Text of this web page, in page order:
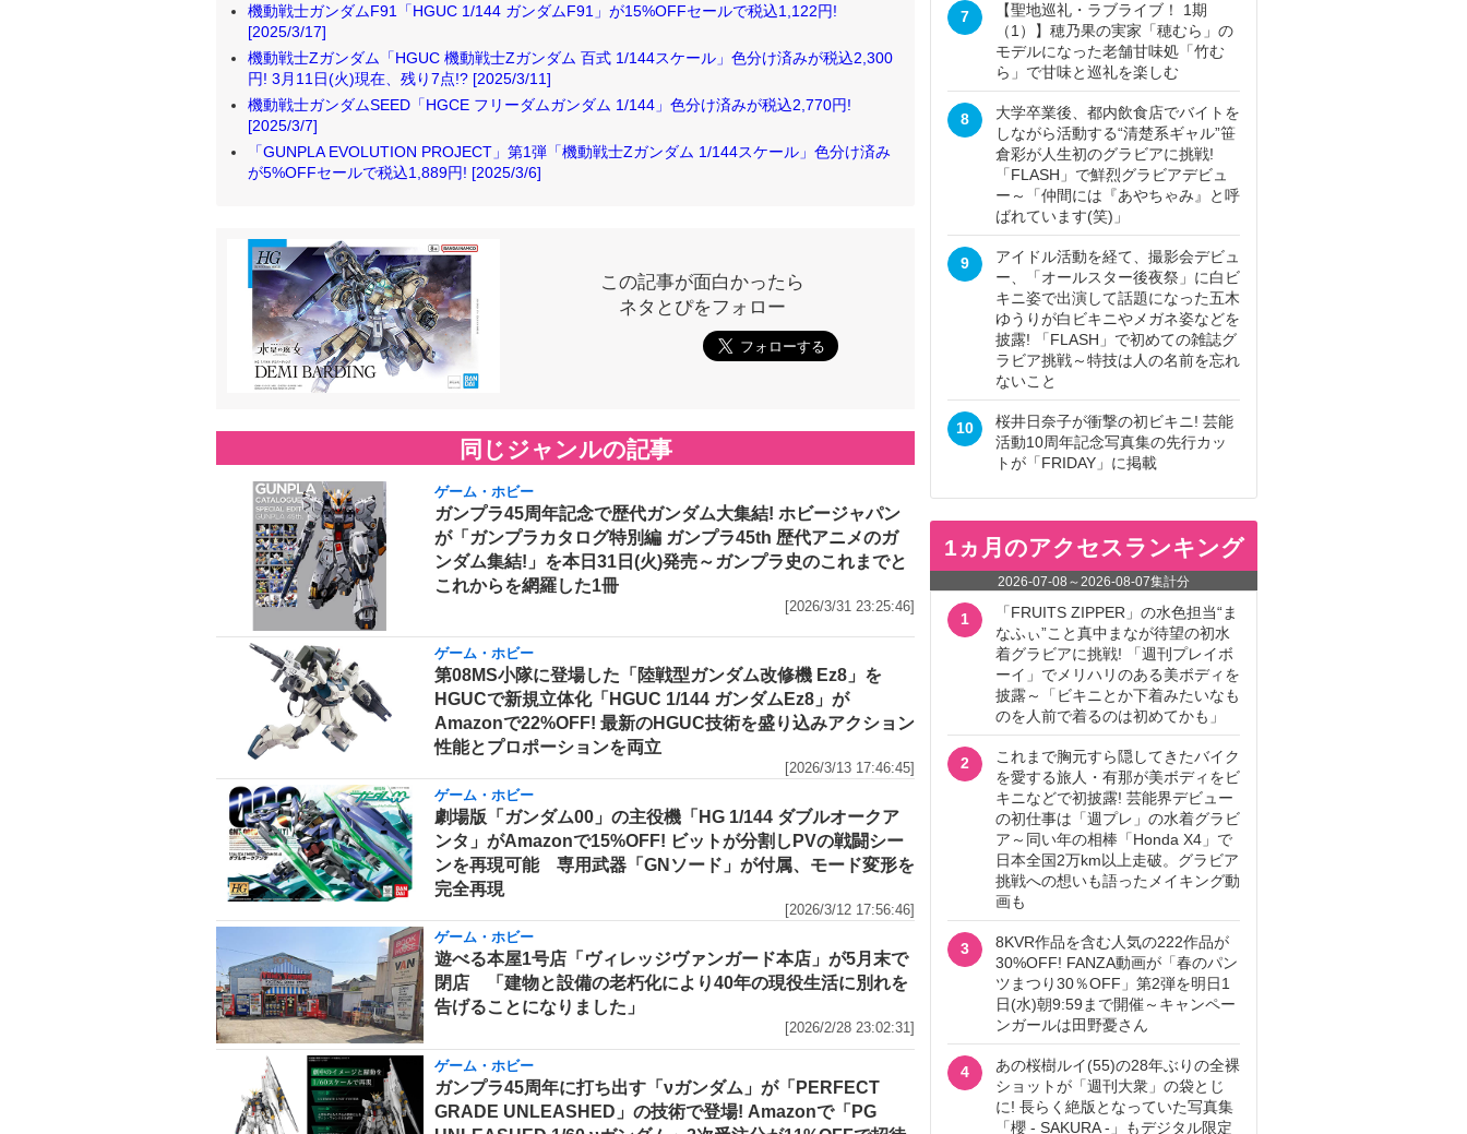
機動戦士ガンダムF91「HGUC 1/144 ガンダムF91」が15%OFFセールで税込1,122円!
[2025/3/17]
機動戦士Zガンダム「HGUC 機動戦士Zガンダム 百式 1/144スケール」色分け済みが税込2,300
円! 3月11日(火)現在、残り7点!? [2025/3/11]
機動戦士ガンダムSEED「HGCE フリーダムガンダム 1/144」色分け済みが税込2,770円!
[2025/3/7]
「GUNPLA EVOLUTION PROJECT」第1弾「機動戦士Zガンダム 1/144スケール」色分け済み
が5%OFFセールで税込1,889円! [2025/3/6]
この記事が面白かったら
ネタとぴをフォロー
同じジャンルの記事
ゲーム・ホビー
ガンプラ45周年記念で歴代ガンダム大集結! ホビージャパン
が「ガンプラカタログ特別編 ガンプラ45th 歴代アニメのガ
ンダム集結!」を本日31日(火)発売～ガンプラ史のこれまでと
これからを網羅した1冊
[2026/3/31 23:25:46]
ゲーム・ホビー
第08MS小隊に登場した「陸戦型ガンダム改修機 Ez8」を
HGUCで新規立体化「HGUC 1/144 ガンダムEz8」が
Amazonで22%OFF! 最新のHGUC技術を盛り込みアクション
性能とプロポーションを両立
[2026/3/13 17:46:45]
ゲーム・ホビー
劇場版「ガンダム00」の主役機「HG 1/144 ダブルオークア
ンタ」がAmazonで15%OFF! ビットが分割しPVの戦闘シー
ンを再現可能 専用武器「GNソード」が付属、モード変形を
完全再現
[2026/3/12 17:56:46]
ゲーム・ホビー
遊べる本屋1号店「ヴィレッジヴァンガード本店」が5月末で
閉店 「建物と設備の老朽化により40年の現役生活に別れを
告げることになりました」
[2026/2/28 23:02:31]
ゲーム・ホビー
ガンプラ45周年に打ち出す「νガンダム」が「PERFECT
GRADE UNLEASHED」の技術で登場! Amazonで「PG
7
【聖地巡礼・ラブライブ！ 1期
（1）】穂乃果の実家「穂むら」の
モデルになった老舗甘味処「竹む
ら」で甘味と巡礼を楽しむ
8
大学卒業後、都内飲食店でバイトを
しながら活動する“清楚系ギャル”笹
倉彩が人生初のグラビアに挑戦!
「FLASH」で鮮烈グラビアデビュ
ー～「仲間には『あやちゃみ』と呼
ばれています(笑)」
9
アイドル活動を経て、撮影会デビュ
ー、「オールスター後夜祭」に白ビ
キニ姿で出演して話題になった五木
ゆうりが白ビキニやメガネ姿などを
披露! 「FLASH」で初めての雑誌グ
ラビア挑戦～特技は人の名前を忘れ
ないこと
10
桜井日奈子が衝撃の初ビキニ! 芸能
活動10周年記念写真集の先行カッ
トが「FRIDAY」に掲載
1ヵ月のアクセスランキング
2026-07-08 ～2026-08-07集計分
1
「FRUITS ZIPPER」の水色担当“ま
なふぃ”こと真中まなが待望の初水
着グラビアに挑戦! 「週刊プレイボ
ーイ」でメリハリのある美ボディを
披露～「ビキニとか下着みたいなも
のを人前で着るのは初めてかも」
2
これまで胸元すら隠してきたバイク
を愛する旅人・有那が美ボディをビ
キニなどで初披露! 芸能界デビュー
の初仕事は「週プレ」の水着グラビ
ア～同い年の相棒「Honda X4」で
日本全国2万km以上走破。グラビア
挑戦への想いも語ったメイキング動
画も
3
8KVR作品を含む人気の222作品が
30%OFF! FANZA動画が「春のパン
ツまつり30％OFF」第2弾を明日1
日(水)朝9:59まで開催～キャンペー
ンガールは田野憂さん
4
あの桜樹ルイ(55)の28年ぶりの全裸
ショットが「週刊大衆」の袋とじ
に! 長らく絶版となっていた写真集
「櫻 - SAKURA -」もデジタル限定